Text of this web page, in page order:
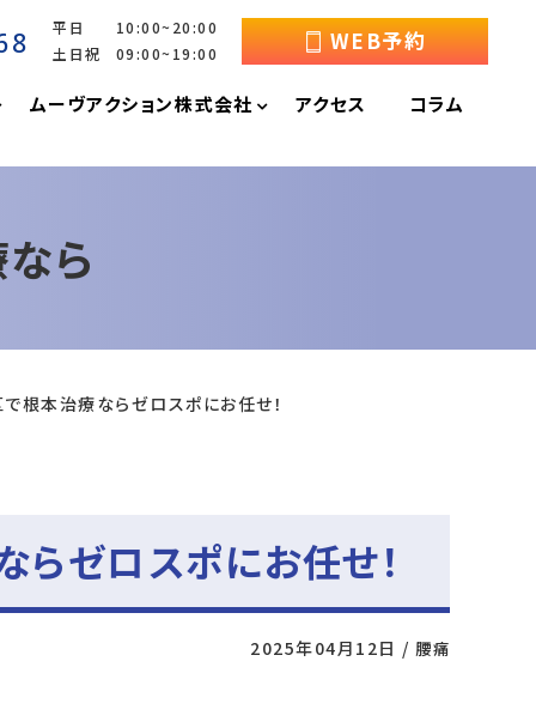
平日 10:00~20:00
土日祝 09:00~19:00
WEB予約
ムーヴアクション株式会社 アクセス コラム
ら
根本治療ならゼロスポにお任せ！
らゼロスポにお任せ！
2025年04月12日 / 腰痛